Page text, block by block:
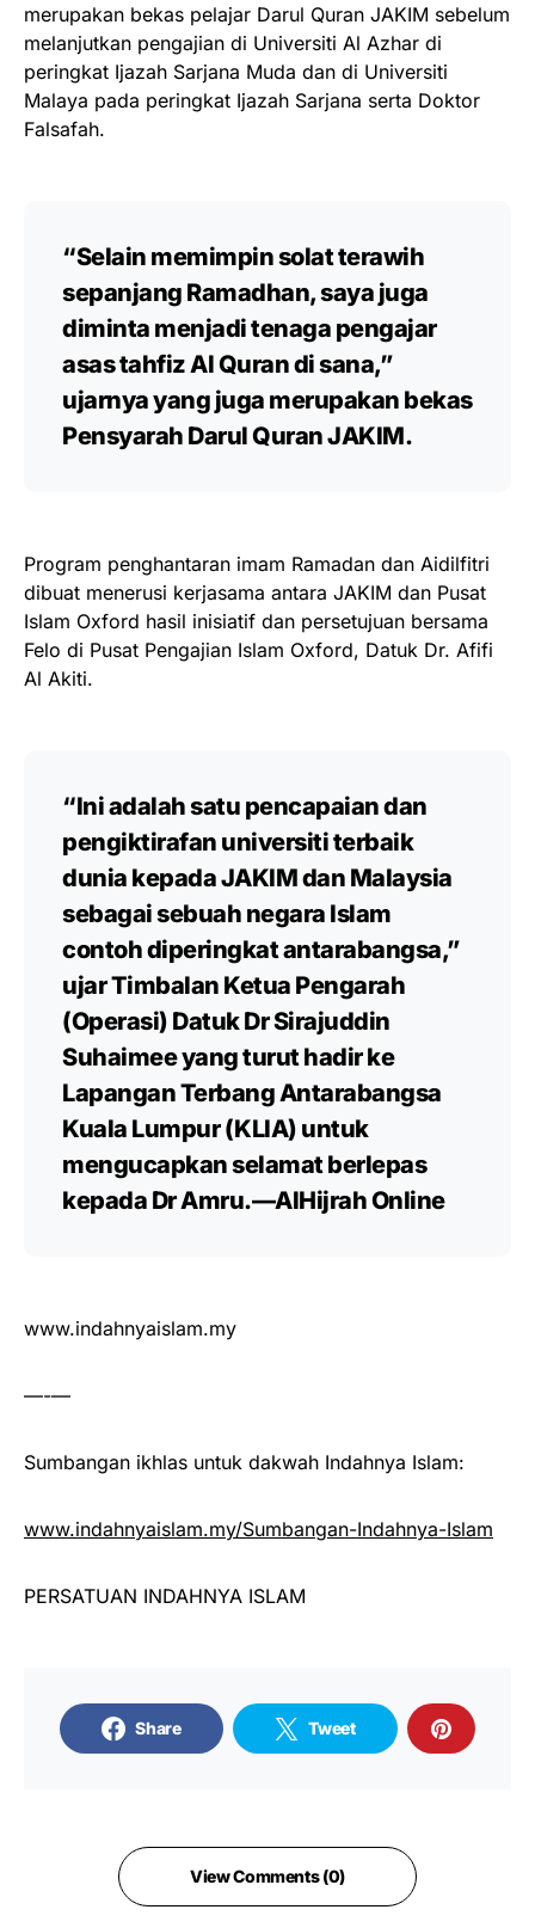
merupakan bekas pelajar Darul Quran JAKIM sebelum
melanjutkan pengajian di Universiti Al Azhar di
peringkat Ijazah Sarjana Muda dan di Universiti
Malaya pada peringkat Ijazah Sarjana serta Doktor
Falsafah.
“Selain memimpin solat terawih
sepanjang Ramadhan, saya juga
diminta menjadi tenaga pengajar
asas tahfiz Al Quran di sana,”
ujarnya yang juga merupakan bekas
Pensyarah Darul Quran JAKIM.
Program penghantaran imam Ramadan dan Aidilfitri
dibuat menerusi kerjasama antara JAKIM dan Pusat
Islam Oxford hasil inisiatif dan persetujuan bersama
Felo di Pusat Pengajian Islam Oxford, Datuk Dr. Afifi
Al Akiti.
“Ini adalah satu pencapaian dan
pengiktirafan universiti terbaik
dunia kepada JAKIM dan Malaysia
sebagai sebuah negara Islam
contoh diperingkat antarabangsa,”
ujar Timbalan Ketua Pengarah
(Operasi) Datuk Dr Sirajuddin
Suhaimee yang turut hadir ke
Lapangan Terbang Antarabangsa
Kuala Lumpur (KLIA) untuk
mengucapkan selamat berlepas
kepada Dr Amru.—AlHijrah Online
www.indahnyaislam.my
—-—
Sumbangan ikhlas untuk dakwah Indahnya Islam:
www.indahnyaislam.my/Sumbangan-Indahnya-Islam
PERSATUAN INDAHNYA ISLAM
Share Tweet
View Comments (0)